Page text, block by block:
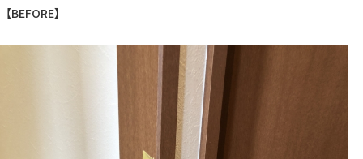
【BEFORE】